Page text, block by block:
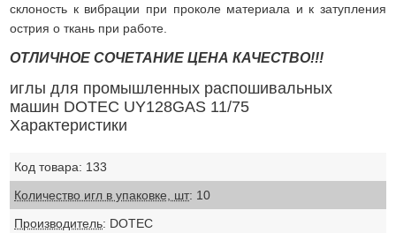
склоность к вибрации при проколе материала и к затупления
острия о ткань при работе.
ОТЛИЧНОЕ СОЧЕТАНИЕ ЦЕНА КАЧЕСТВО!!!
иглы для промышленных распошивальных
машин DOTEC UY128GAS 11/75
Характеристики
Код товара: 133
Количество игл в упаковке, шт: 10
Производитель: DOTEC